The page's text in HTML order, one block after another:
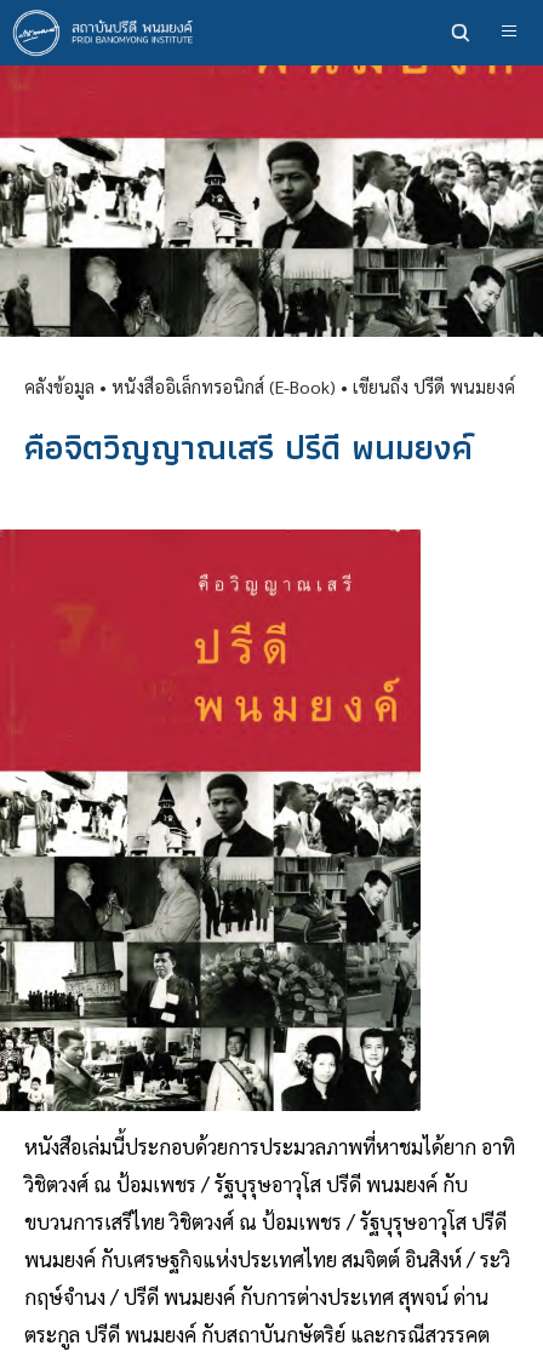
ข้าม
ไป
ยัง
คลังข้อมูล • หนังสืออิเล็กทรอนิกส์ (E-Book) • เขียนถึง ปรีดี พนมยงค์
คือจิตวิญญาณเสรี ปรีดี พนมยงค์
หนังสือเล่มนี้ประกอบด้วยการประมวลภาพที่หาชมได้ยาก อาทิ
วิชิตวงศ์ ณ ป้อมเพชร / รัฐบุรุษอาวุโส ปรีดี พนมยงค์ กับ
ขบวนการเสรีไทย วิชิตวงศ์ ณ ป้อมเพชร / รัฐบุรุษอาวุโส ปรีดี
พนมยงค์ กับเศรษฐกิจแห่งประเทศไทย สมจิตต์ อินสิงห์ / ระวิ
กฤษ์จำนง / ปรีดี พนมยงค์ กับการต่างประเทศ สุพจน์ ด่าน
ตระกูล ปรีดี พนมยงค์ กับสถาบันกษัตริย์ และกรณีสวรรคต